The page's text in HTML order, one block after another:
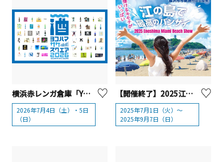
横浜赤レンガ倉庫「YOKOHAMA SAKE SQUARE 2026（ヨコハマ サケ スクエア2026）」
2026年7月4日（土）・5日
（日）
【開催終了】2025江の島マイアミビーチショー
2025年7月1日（火）～
2025年9月7日（日）